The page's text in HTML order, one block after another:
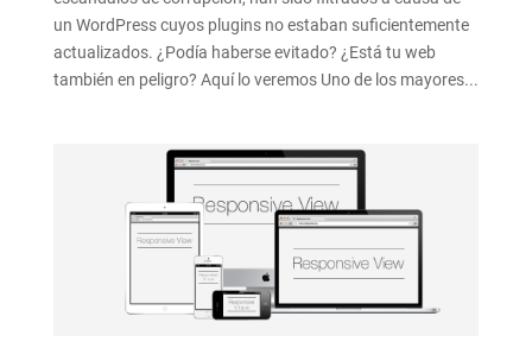
un WordPress cuyos plugins no estaban suficientemente
actualizados. ¿Podía haberse evitado? ¿Está tu web
también en peligro? Aquí lo veremos Uno de los mayores...